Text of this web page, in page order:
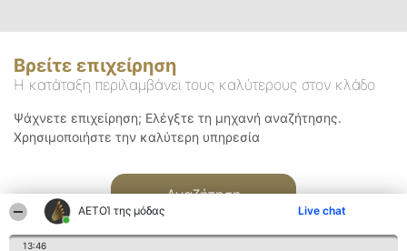
ΑΕΤΟΊ της μόδας Live chat
13:46
Βρείτε επιχείρηση
Η κατάταξη περιλαμβάνει τους καλύτερους στον κλάδο
Ψάχνετε επιχείρηση; Ελέγξτε τη μηχανή αναζήτησης.
Χρησιμοποιήστε την καλύτερη υπηρεσία
Αναζήτηση